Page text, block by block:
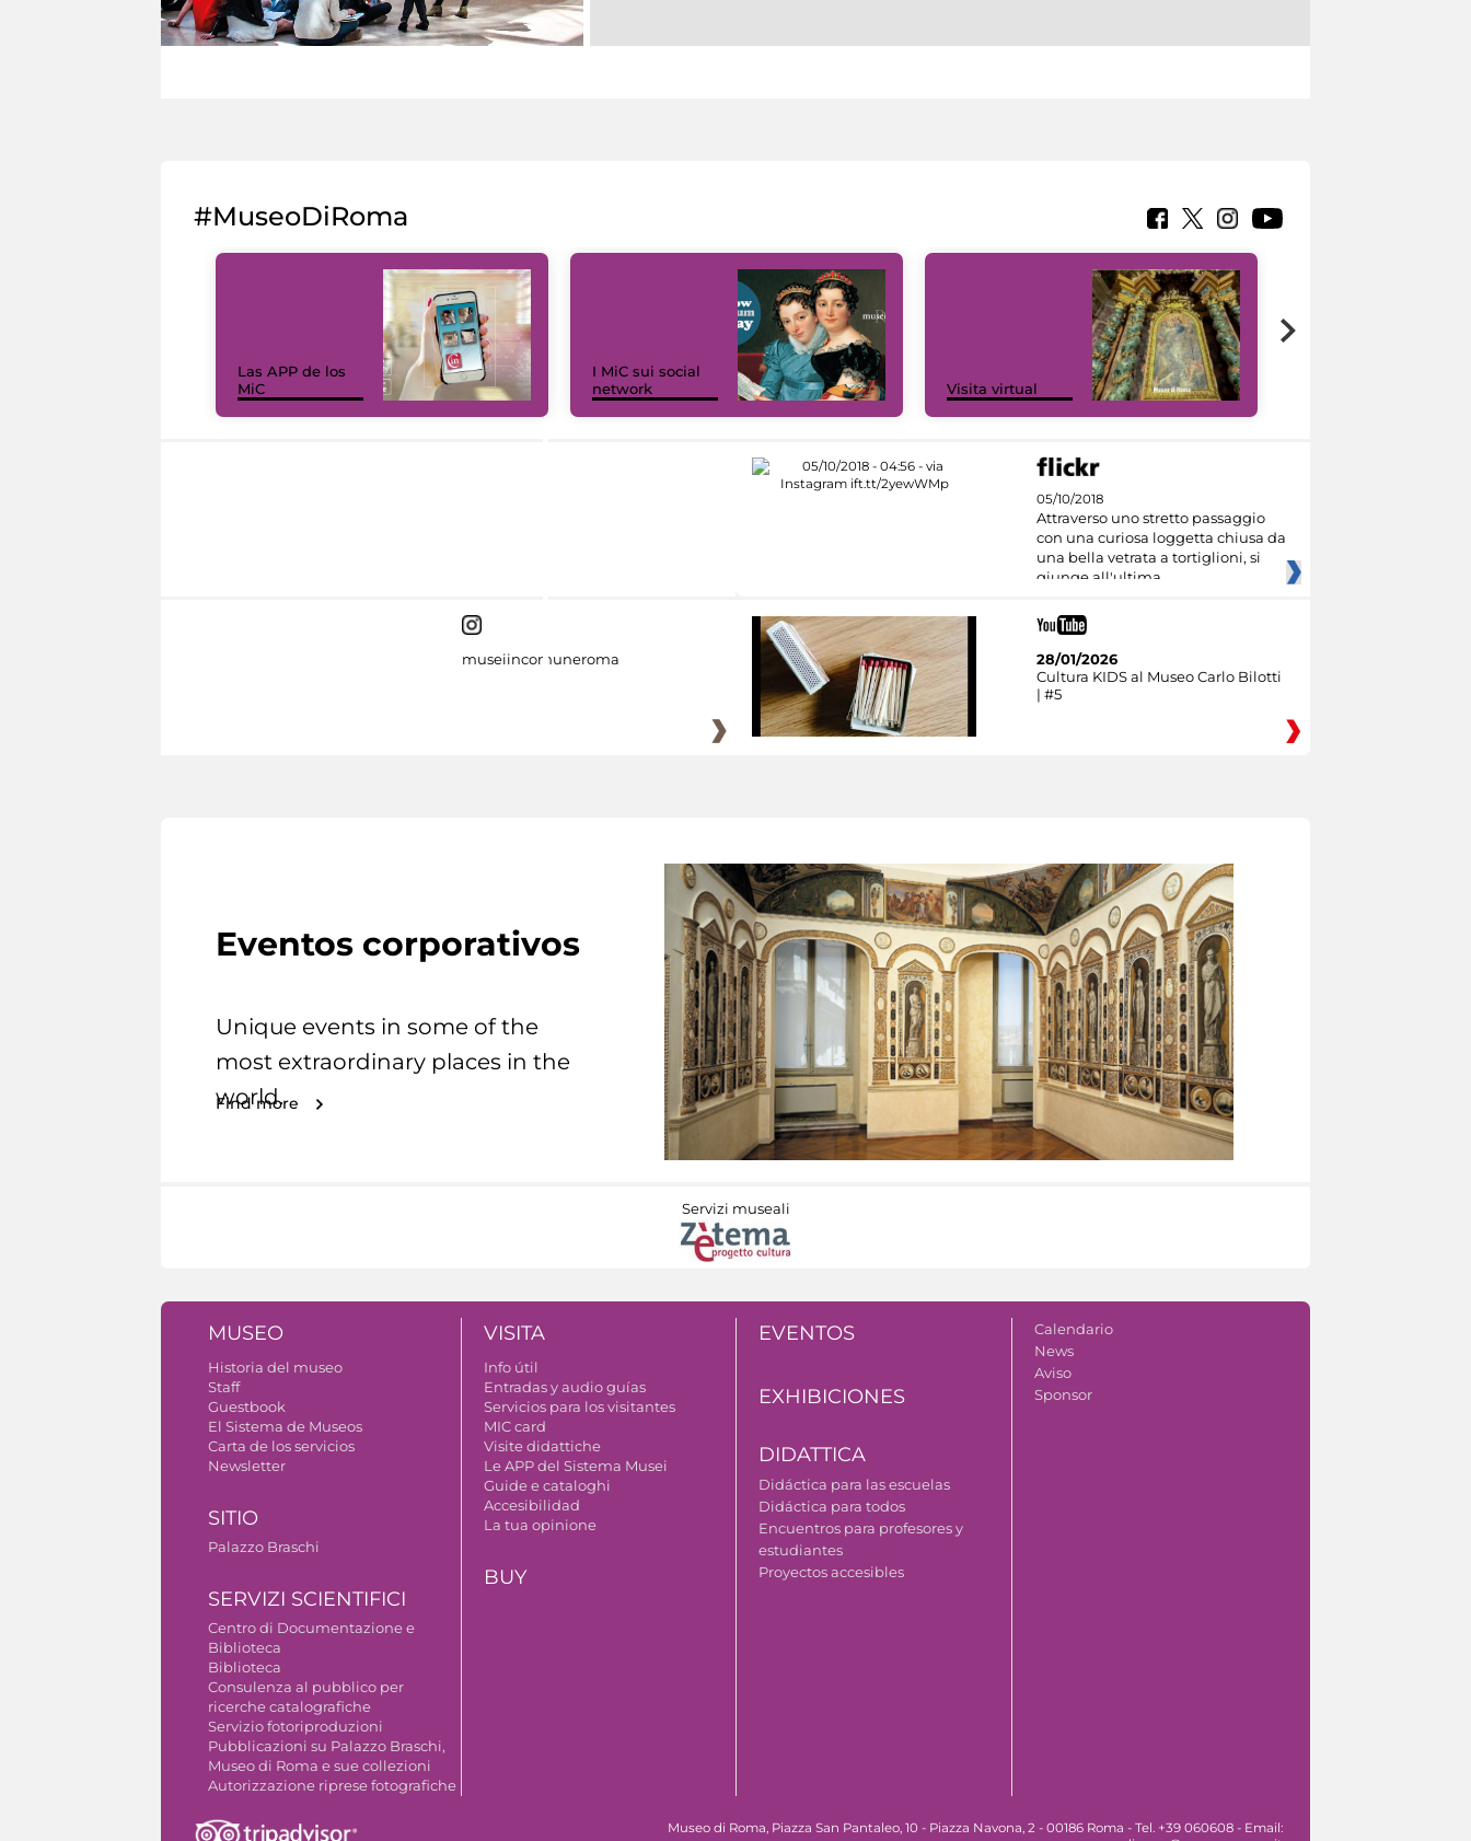
#MuseoDiRoma
Las APP de los
MiC
I MiC sui social
network
Visita virtual
05/10/2018
Attraverso uno stretto passaggio
con una curiosa loggetta chiusa da
una bella vetrata a tortiglioni, si
giunge all'ultima
museiincomuneroma
28/01/2026
Cultura KIDS al Museo Carlo Bilotti
| #5
Eventos corporativos
Unique events in some of the
most extraordinary places in the
world.
Find more
Servizi museali
MUSEO
Historia del museo
Staff
Guestbook
El Sistema de Museos
Carta de los servicios
Newsletter
SITIO
Palazzo Braschi
SERVIZI SCIENTIFICI
Centro di Documentazione e
Biblioteca
Biblioteca
Consulenza al pubblico per
ricerche catalografiche
Servizio fotoriproduzioni
Pubblicazioni su Palazzo Braschi,
Museo di Roma e sue collezioni
Autorizzazione riprese fotografiche
VISITA
Info útil
Entradas y audio guías
Servicios para los visitantes
MIC card
Visite didattiche
Le APP del Sistema Musei
Guide e cataloghi
Accesibilidad
La tua opinione
BUY
EVENTOS
EXHIBICIONES
DIDATTICA
Didáctica para las escuelas
Didáctica para todos
Encuentros para profesores y
estudiantes
Proyectos accesibles
Calendario
News
Aviso
Sponsor
Museo di Roma, Piazza San Pantaleo, 10 - Piazza Navona, 2 - 00186 Roma - Tel. +39 060608 - Email: